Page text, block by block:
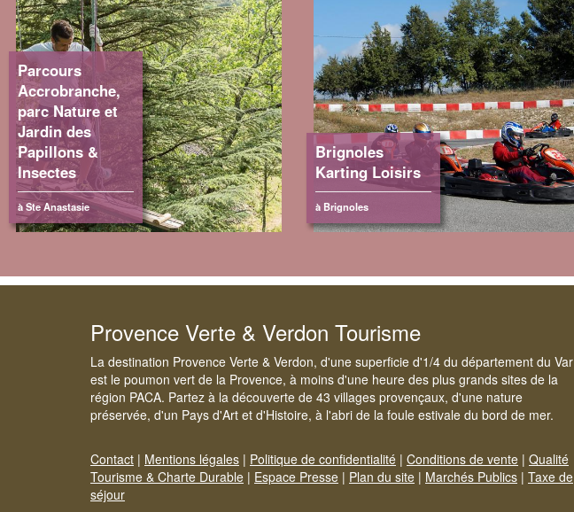
Parcours
Accrobranche,
parc Nature et
Jardin des
Papillons &
Insectes
à Ste Anastasie
Brignoles
Karting Loisirs
à Brignoles
Provence Verte & Verdon Tourisme
La destination Provence Verte & Verdon, d'une superficie d'1/4 du département du Var
est le poumon vert de la Provence, à moins d'une heure des plus grands sites de la
région PACA. Partez à la découverte de 43 villages provençaux, d'une nature
préservée, d'un Pays d'Art et d'Histoire, à l'abri de la foule estivale du bord de mer.
Contact | Mentions légales | Politique de confidentialité | Conditions de vente | Qualité
Tourisme & Charte Durable | Espace Presse | Plan du site | Marchés Publics | Taxe de
séjour